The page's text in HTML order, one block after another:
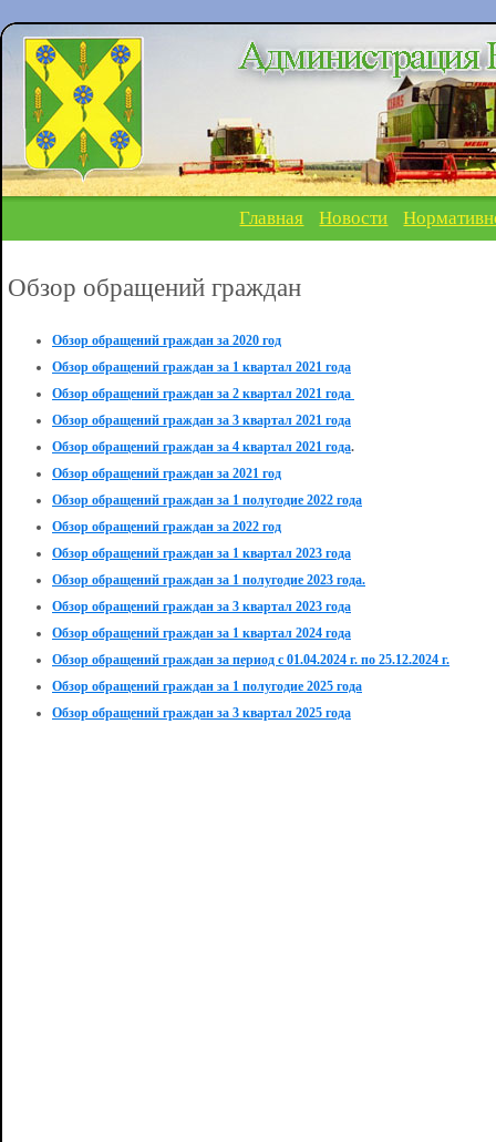
Главная Новости
Обзор обращений граждан
Обзор обращений граждан за 2020 год
Обзор обращений граждан за 1 квартал 2021 года
Обзор обращений граждан за 2 квартал 2021 года
Обзор обращений граждан за 3 квартал 2021 года
Обзор обращений граждан за 4 квартал 2021 года.
Обзор обращений граждан за 2021 год
Обзор обращений граждан за 1 полугодие 2022 года
Обзор обращений граждан за 2022 год
Обзор обращений граждан за 1 квартал 2023 года
Обзор обращений граждан за 1 полугодие 2023 года.
Обзор обращений граждан за 3 квартал 2023 года
Обзор обращений граждан за 1 квартал 2024 года
Обзор обращений граждан за период с 01.04.2024 г. по 25.12.2024 г.
Обзор обращений граждан за 1 полугодие 2025 года
Обзор обращений граждан за 3 квартал 2025 года